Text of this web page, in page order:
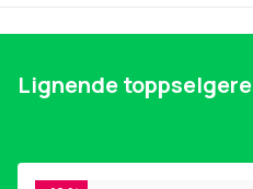
Lignende toppselgere